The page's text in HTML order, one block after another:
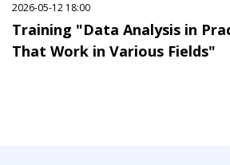
2026-05-12 18:00
Training "Data Analysis in
That Work in Various Fields"